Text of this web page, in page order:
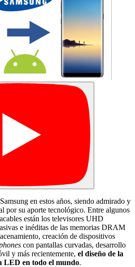
en estos años, siendo admirado y
por su aporte tecnológico. Entre algunos
están los televisores UHD
e inéditas de las memorias DRAM
creación de dispositivos
con pantallas curvadas, desarrollo
y más recientemente, el diseño de la
LED en todo el mundo.